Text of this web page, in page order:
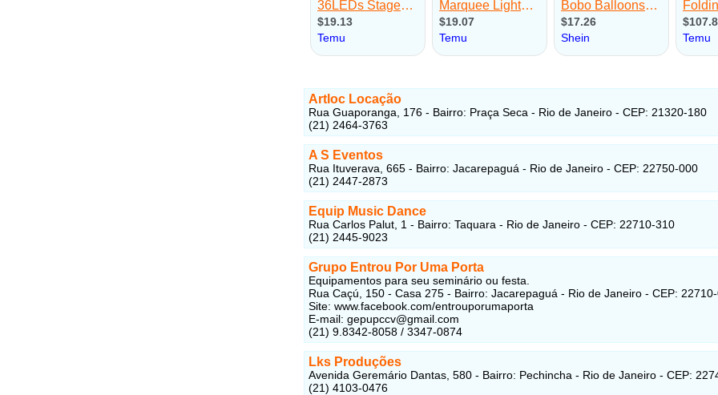
Artloc Locação
Rua Guaporanga, 176 - Bairro: Praça Seca - Rio de Janeiro - CEP: 21320-180
(21) 2464-3763
A S Eventos
Rua Ituverava, 665 - Bairro: Jacarepaguá - Rio de Janeiro - CEP: 22750-000
(21) 2447-2873
Equip Music Dance
Rua Carlos Palut, 1 - Bairro: Taquara - Rio de Janeiro - CEP: 22710-310
(21) 2445-9023
Grupo Entrou Por Uma Porta
Equipamentos para seu seminário ou festa.
Rua Caçú, 150 - Casa 275 - Bairro: Jacarepaguá - Rio de Janeiro - CEP:
Site: www.facebook.com/entrouporumaporta
E-mail: gepupccv@gmail.com
(21) 9.8342-8058 / 3347-0874
Lks Produções
Avenida Geremário Dantas, 580 - Bairro: Pechincha - Rio de Janeiro - CEP:
(21) 4103-0476